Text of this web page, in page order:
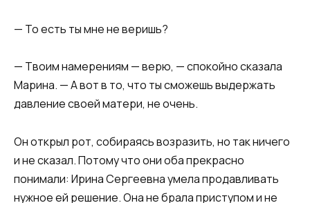
— То есть ты мне не веришь?
— Твоим намерениям — верю, — спокойно сказала
Марина. — А вот в то, что ты сможешь выдержать
давление своей матери, не очень.
Он открыл рот, собираясь возразить, но так ничего
и не сказал. Потому что они оба прекрасно
понимали: Ирина Сергеевна умела продавливать
нужное ей решение. Она не брала приступом и не